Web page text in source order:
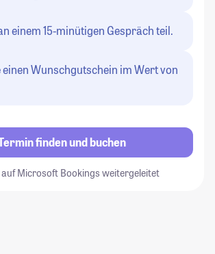
einem 15-minütigen Gespräch teil.
einen Wunschgutschein im Wert von
finden und buchen
Microsoft Bookings weitergeleitet